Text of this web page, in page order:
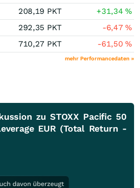
208,19 PKT +31,34%
292,35 PKT -6,47%
710,27 PKT -61,50%
mehr Performancedaten »
zu STOXX Pacific 50
EUR (Total Return -